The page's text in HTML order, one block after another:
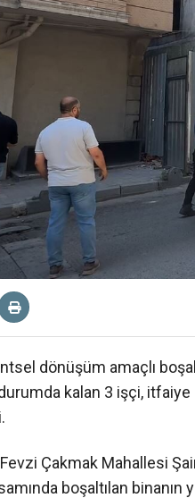
dönüşüm amaçlı
kalan 3 işçi,
Çakmak Mahallesi
boşaltılan binanın